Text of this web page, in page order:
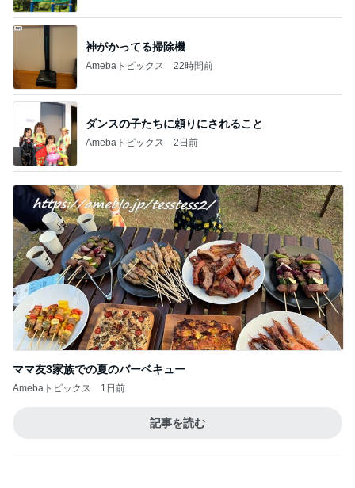
神がかってる掃除機
Amebaトピックス 22時間前
ダンスの子たちに頼りにされること
Amebaトピックス 2日前
ママ友3家族での夏のバーベキュー
Amebaトピックス 1日前
記事を読む